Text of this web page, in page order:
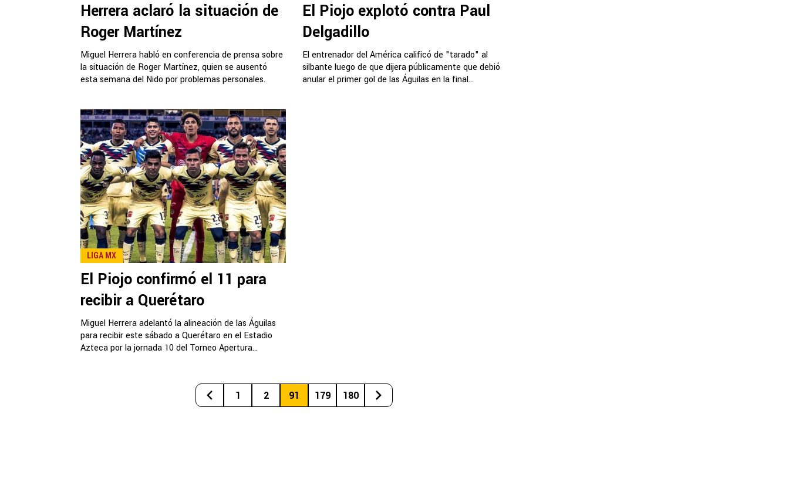
Herrera aclaró la situación de
Roger Martínez
Miguel Herrera habló en conferencia de prensa sobre
la situación de Roger Martínez, quien se ausentó
esta semana del Nido por problemas personales.
El Piojo explotó contra Paul
Delgadillo
El entrenador del América calificó de "tarado" al
silbante luego de que dijera públicamente que debió
anular el primer gol de las Águilas en la final...
LIGA MX
El Piojo confirmó el 11 para
recibir a Querétaro
Miguel Herrera adelantó la alineación de las Águilas
para recibir este sábado a Querétaro en el Estadio
Azteca por la jornada 10 del Torneo Apertura...
1 2 91 179 180